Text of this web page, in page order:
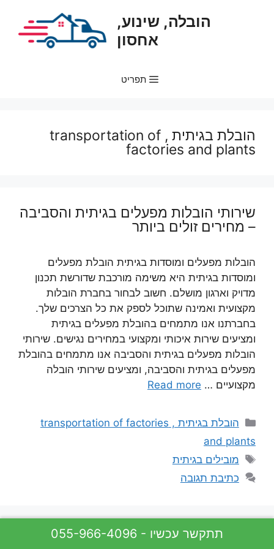
הובלה, שינוע,
אחסון
תפריט
הובלת בגיתית , transportation of
factories and plants
שירותי הובלות מפעלים בגיתית והסביבה
– מחירים זולים ביותר
הובלות מפעלים ומוסדות בגיתית הובלת מפעלים
ומוסדות בגיתית היא משימה מורכבת שדורשת תכנון
מדויק וארגון מושלם. חשוב לבחור בחברת הובלות
מקצועית ואמינה שתוכל לספק את כל הצרכים שלך.
בחברתנו אנו מתמחים בהובלת מפעלים בגיתית
ומציעים שירות איכותי ומקצועי במחירים נגישים. שירותי
הובלות מפעלים בגיתית והסביבה אנו מתמחים בהובלת
מפעלים בגיתית והסביבה, ומציעים שירותי הובלה
מקצועיים … Read more
קטגוריות
הובלת בגיתית , transportation of factories
and plants
תגיות
מובילים בגיתית
כתיבת תגובה
055-966-4096 - תתקשר עכשיו